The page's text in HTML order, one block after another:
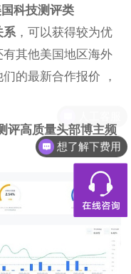
科技测评类
系，可以获得较为优
其他美国地区海外
的最新合作报价 ，
评高质量头部博主频
想了解下费用